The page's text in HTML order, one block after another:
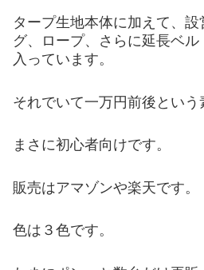
タープ生地本体に加えて、
グ、ロープ、さらに延長ベ
入っています。
それでいて一万円前後とい
まさに初心者向けです。
販売はアマゾンや楽天です。
色は３色です。